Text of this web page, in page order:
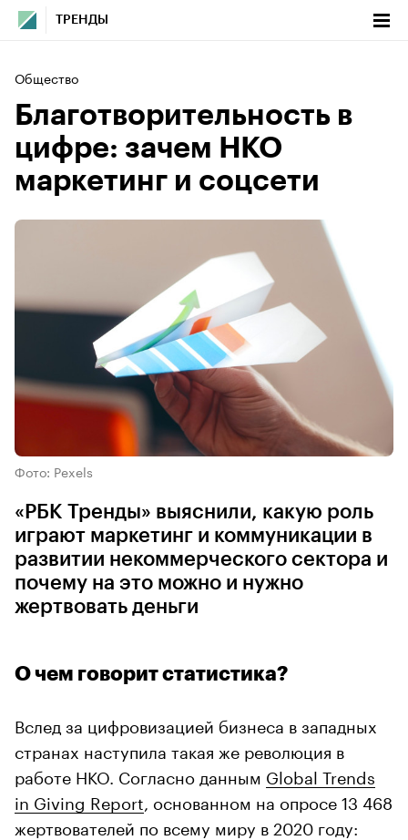
ТРЕНДЫ
Общество
Благотворительность в
цифре: зачем НКО
маркетинг и соцсети
Фото: Pexels
«РБК Тренды» выяснили, какую роль
играют маркетинг и коммуникации в
развитии некоммерческого сектора и
почему на это можно и нужно
жертвовать деньги
О чем говорит статистика?
Вслед за цифровизацией бизнеса в западных
странах наступила такая же революция в
работе НКО. Согласно данным Global Trends
in Giving Report , основанном на опросе 13 468
жертвователей по всему миру в 2020 году: